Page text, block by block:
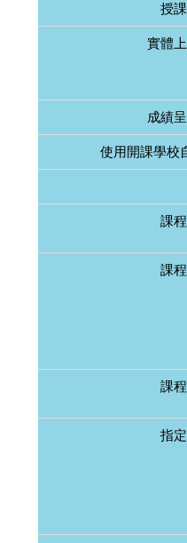
授
實體
成績
使用開課學校
課
課
課
指